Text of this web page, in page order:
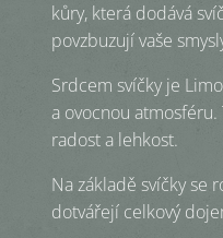
kůry, která dodává
povzbuzují vaše
Srdcem svíčky je
a ovocnou
radost a lehkost.
Na základě svíčky se
dotvářejí celkový